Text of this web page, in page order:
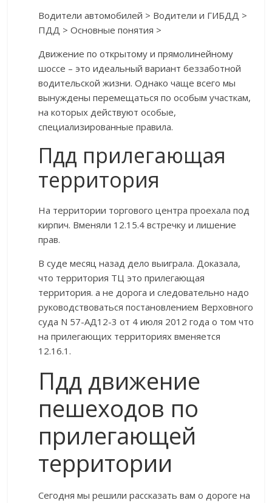
Водители автомобилей > Водители и ГИБДД >
ПДД > Основные понятия >
Движение по открытому и прямолинейному
шоссе – это идеальный вариант беззаботной
водительской жизни. Однако чаще всего мы
вынуждены перемещаться по особым участкам,
на которых действуют особые,
специализированные правила.
Пдд прилегающая
территория
На территории торгового центра проехала под
кирпич. Вменяли 12.15.4 встречку и лишение
прав.
В суде месяц назад дело выиграла. Доказала,
что территория ТЦ это прилегающая
территория. а не дорога и следовательно надо
руководствоваться постановлением Верховного
суда N 57-АД12-3 от 4 июля 2012 года о том что
на прилегающих территориях вменяется
12.16.1.
Пдд движение
пешеходов по
прилегающей
территории
Сегодня мы решили рассказать вам о дороге на